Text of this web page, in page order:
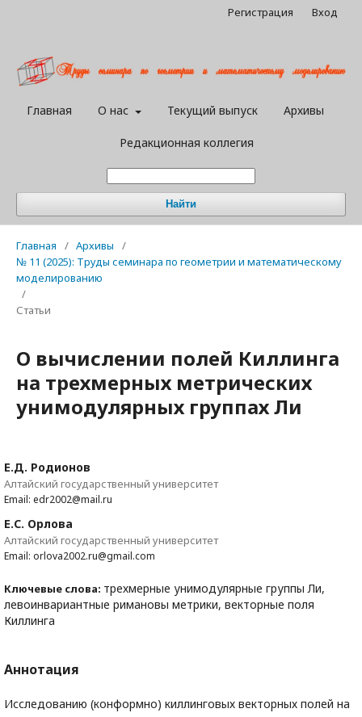
Главная О нас Текущий выпуск Архивы
Редакционная коллегия
Найти
Регистрация Вход
Главная / Архивы
/
№ 11 (2025): Труды семинара по геометрии и математическому
моделированию
/
Статьи
О вычислении полей Киллинга
на трехмерных метрических
унимодулярных группах Ли
Е.Д. Родионов
Алтайский государственный университет
Email: edr2002@mail.ru
Е.С. Орлова
Алтайский государственный университет
Email: orlova2002.ru@gmail.com
Ключевые слова: трехмерные унимодулярные группы Ли,
левоинвариантные римановы метрики, векторные поля
Киллинга
Аннотация
Исследованию (конформно) киллинговых векторных полей на